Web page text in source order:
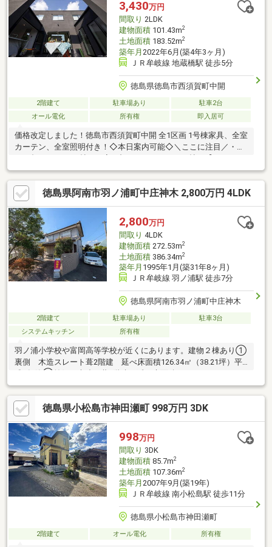
3,430万円
間取り 2LDK
建物面積101.43m2
土地面積183.52m2
築年月 2022年6月(築4年3ヶ月)
ＪＲ牟岐線 地蔵橋駅 徒歩5分
徳島県徳島市西須賀町中開
2階建て 駐車場あり
駐車2台
オール電化
所有権 即入居可
価格改定しました！徳島市西須賀町中開 全1区画 1号棟家具、全室
カーテン、全室照明付き！◇本日案内可能◇＼ここに注目／・
LDK合わせて22.75帖！・家の顔となるような8.75帖の【haco
庭】・成長に合わせて可変できる子供部屋・市内にも南方面にも
又、駅も近くアクセス◎・全居室南向き・セパレートキッチン
【お電話が苦手な方でも、安心なネット予約可能！】ネット上だ
と不安... 「プロ目線で見る、ハウスメーカーの建売」を現地で体
感しませんか。現地に足を運んでこそ感じられる安心と納得があ
ります。「来場予約」または「下部のカレンダー」より、簡単に
ネット予約が可能です。
徳島県阿南市羽ノ浦町中庄神木 2,800万円 4LDK
2,800万円
間取り 4LDK
建物面積272.53m2
土地面積386.34m2
築年月 1995年1月(築31年8ヶ月)
ＪＲ牟岐線 羽ノ浦駅 徒歩7分
徳島県阿南市羽ノ浦町中庄神木
2階建て 駐車場あり
駐車3台
システムキッチン
所有権
羽ノ浦小学校や富岡高等学校が近くにあります。建物２棟あり①
裏側 木造スレート葺2階建 延べ床面積126.34㎡（38.21坪）平
坪）平成17年築羽ノ浦駅まで徒歩７分（500ｍ）羽ノ浦小学校ま
で徒歩２分（130ｍ）富岡東高等学校まで徒歩４分（350ｍ）デイ
リーマート羽ノ浦店まで徒歩１１分（750ｍ）※近くにも土地あり
※駐車場などに必要でしたら一緒にお付けしてお譲りします。●羽
ノ浦町中庄とい添26番1（雑種地）261㎡（78.95坪）市街化調整
区域裏の家と庭は地下水利用裏の家は石油ボイラー、浄化槽前の
家はエコキュート、浄化槽NTT電柱あり敷地料あり
徳島県小松島市神田瀬町 998万円 3DK
998万円
間取り 3DK
建物面積85.7m2
土地面積107.36m2
築年月 2007年9月(築19年)
ＪＲ牟岐線 南小松島駅 徒歩11分
徳島県小松島市神田瀬町
2階建て オール電化 所有権